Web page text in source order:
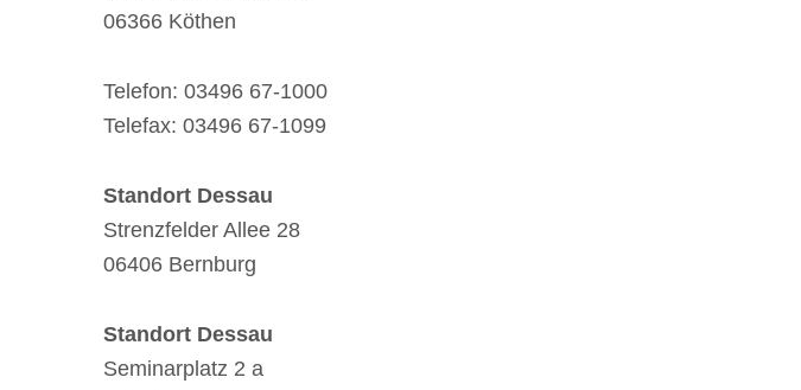
06366 Köthen
Telefon: 03496 67-1000
Telefax: 03496 67-1099
Standort Dessau
Strenzfelder Allee 28
06406 Bernburg
Standort Dessau
Seminarplatz 2 a